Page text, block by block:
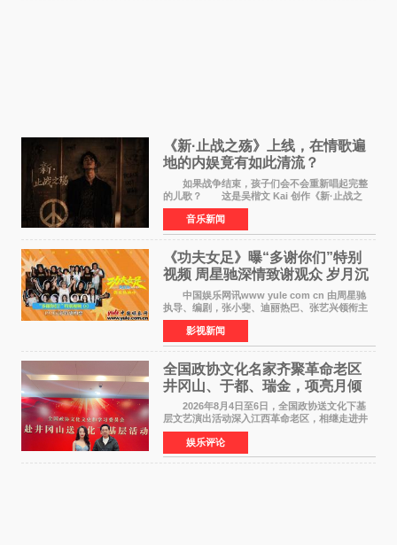
《新·止战之殇》上线，在情歌遍
地的内娱竟有如此清流？
如果战争结束，孩子们会不会重新唱起完整
的儿歌？ 这是吴楷文 Kai 创作《新·止战之
殇》时最初的想法。 从伊朗相关冲突引发的
地区局势，到世界各地仍在发生的动荡与不安，
战争从来不只
音乐新闻
《功夫女足》曝“多谢你们”特别
视频 周星驰深情致谢观众 岁月沉
淀不灭初心
中国娱乐网讯www yule com cn 由周星驰
执导、编剧，张小斐、迪丽热巴、张艺兴领衔主
演，刘嘉玲、佐藤健特别出演，艾米、雪野、蔡
思贝、胡予安、倪好特别介绍的喜剧电影《功夫
女足》释出多谢你
影视新闻
全国政协文化名家齐聚革命老区
井冈山、于都、瑞金，项亮月倾
情献唱《桃花谣》致敬红色沃土
2026年8月4日至6日，全国政协送文化下基
层文艺演出活动深入江西革命老区，相继走进井
冈山、于都长征出发地、瑞金三地。由全国政协
文化文史和学习委员会副主任、甘肃省政协原主
席欧阳坚率团，一
娱乐评论